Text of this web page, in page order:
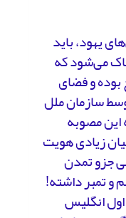
یهود، باید
می‌شود که
بوده و فضای
در سال1947 توسط سازمان ملل
مصوبه
زیادی هویت
جزو تمدن
و تمبر داشته!
انگلیس